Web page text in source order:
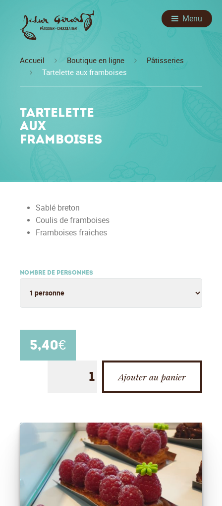
Accueil Boutique en ligne
Pâtisseries
Tartelette aux framboises
Tartelette
aux
framboises
Sablé breton
Coulis de framboises
Framboises fraiches
NOMBRE DE PERSONNES
5,40€
Ajouter au panier
Menu